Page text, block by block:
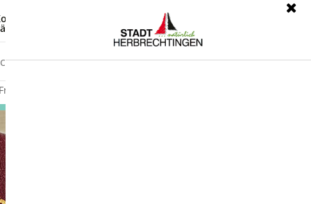
Leichte Sprache